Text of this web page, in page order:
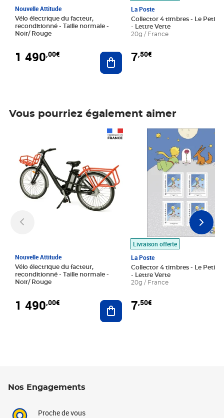
Nouvelle Attitude
Vélo électrique du facteur,
reconditionné - Taille normale -
Noir/ Rouge
1 490,00€ Ajouter au panier
La Poste
Collector 4 timbres - Le Petit
- Lettre Verte
20g / France
7,50€
Vous pourriez également aimer
Nouvelle Attitude
Vélo électrique du facteur,
reconditionné - Taille normale -
Noir/ Rouge
1 490,00€ Ajouter au panier
Livraison offerte
La Poste
Collector 4 timbres - Le Petit
- Lettre Verte
20g / France
7,50€
Prix 7,50€
Nos Engagements
Proche de vous